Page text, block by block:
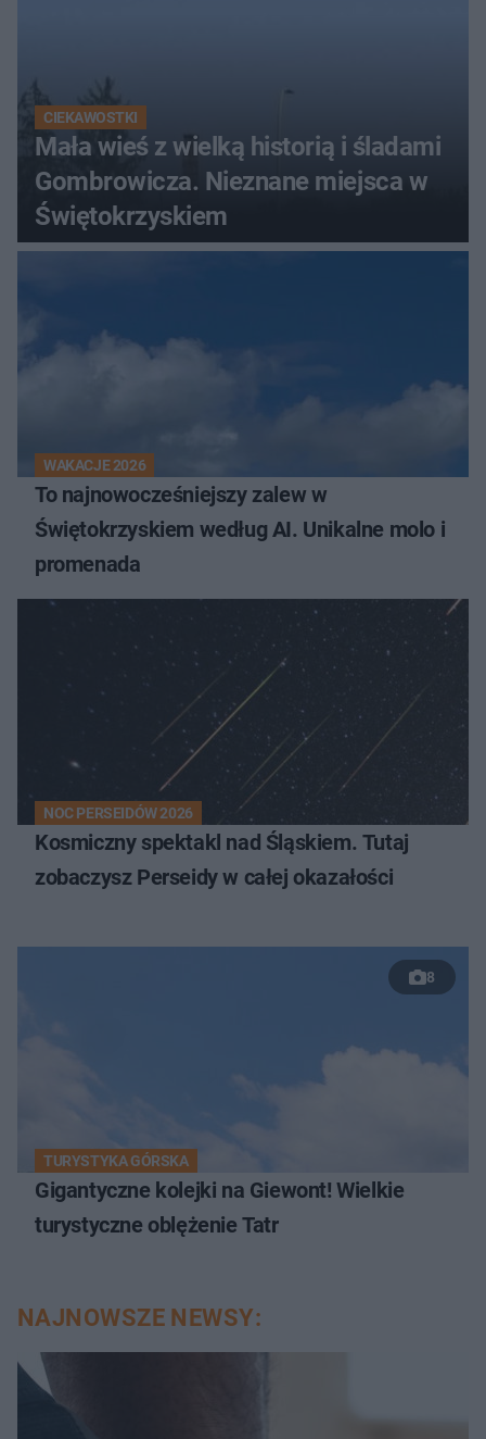
CIEKAWOSTKI
Mała wieś z wielką historią i śladami
Gombrowicza. Nieznane miejsca w
Świętokrzyskiem
WAKACJE 2026
To najnowocześniejszy zalew w
Świętokrzyskiem według AI. Unikalne molo i
promenada
NOC PERSEIDÓW 2026
Kosmiczny spektakl nad Śląskiem. Tutaj
zobaczysz Perseidy w całej okazałości
8
TURYSTYKA GÓRSKA
Gigantyczne kolejki na Giewont! Wielkie
turystyczne oblężenie Tatr
NAJNOWSZE NEWSY: